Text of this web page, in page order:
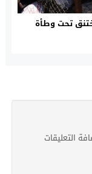
تحت وطأة
التعليقات